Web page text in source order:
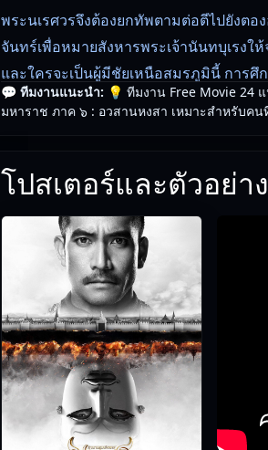
พระนเรศวรจึงต้องยกทัพตามต่อตีไปยังต
จันทร์เพื่อหมายสังหารพระเจ้านันทบุเรงใ
และใครจะเป็นผู้มีชัยเหนือสมรภูมินี้ การศึ
พระนเรศวรมหาราช อวสานหงสา!!!
💬 ทีมงานแนะนำ: 💡 ทีมงาน Free Movie 24
มหาราช ภาค ๖ : อวสานหงสา เหมาะสำหรับค
โปสเตอร์และตัวอย่า